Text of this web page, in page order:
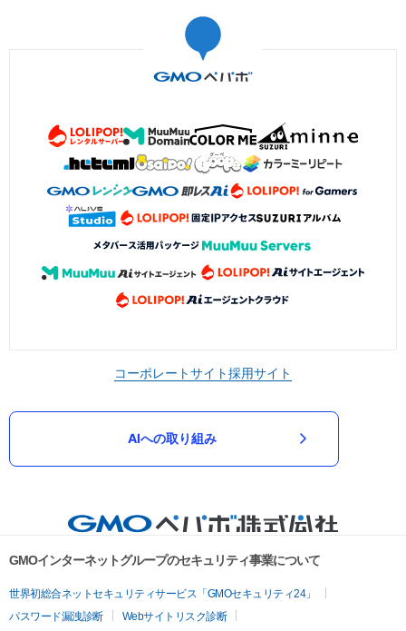
コーポレートサイト採用サイト
AIへの取り組み
GMOインターネットグループのセキュリティ事業について
世界初総合ネットセキュリティサービス「GMOセキュリティ24」
パスワード漏洩診断
Webサイトリスク診断